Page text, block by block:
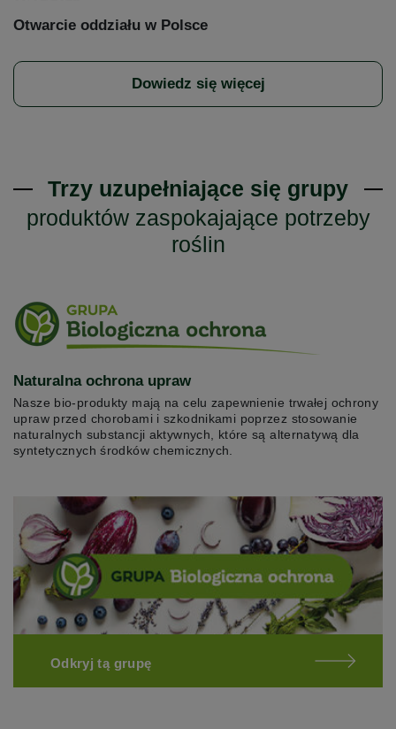
Otwarcie oddziału w Polsce
Dowiedz się więcej
Trzy uzupełniające się grupy
produktów zaspokajające potrzeby
roślin
Naturalna ochrona upraw
Nasze bio-produkty mają na celu zapewnienie trwałej ochrony
upraw przed chorobami i szkodnikami poprzez stosowanie
naturalnych substancji aktywnych, które są alternatywą dla
syntetycznych środków chemicznych.
Odkryj tą grupę